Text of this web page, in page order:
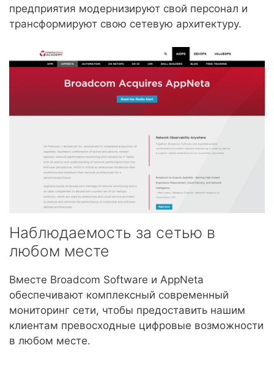
предприятия модернизируют свой персонал и
трансформируют свою сетевую архитектуру.
Наблюдаемость за сетью в
любом месте
Вместе Broadcom Software и AppNeta
обеспечивают комплексный современный
мониторинг сети, чтобы предоставить нашим
клиентам превосходные цифровые возможности
в любом месте.